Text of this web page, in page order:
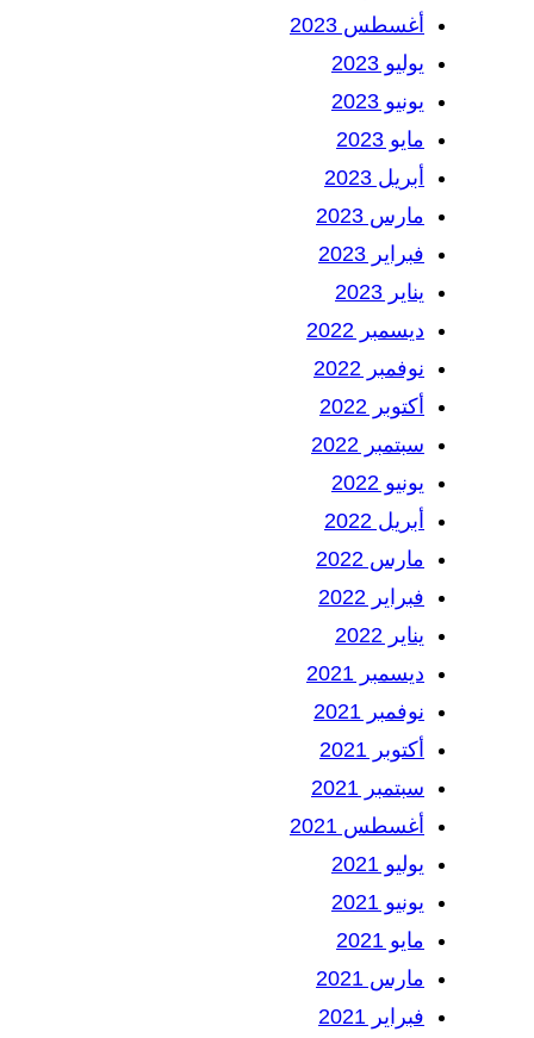
أغسطس 2023
يوليو 2023
يونيو 2023
مايو 2023
أبريل 2023
مارس 2023
فبراير 2023
يناير 2023
ديسمبر 2022
نوفمبر 2022
أكتوبر 2022
سبتمبر 2022
يونيو 2022
أبريل 2022
مارس 2022
فبراير 2022
يناير 2022
ديسمبر 2021
نوفمبر 2021
أكتوبر 2021
سبتمبر 2021
أغسطس 2021
يوليو 2021
يونيو 2021
مايو 2021
مارس 2021
فبراير 2021